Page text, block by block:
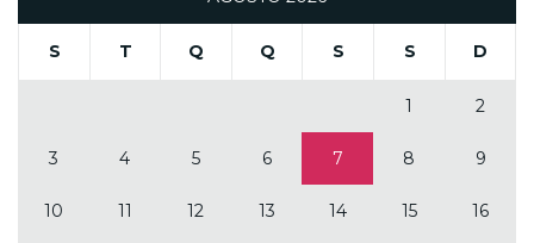
S T Q Q S S D
1 2
3 4 5 6 7 8 9
10 11 12 13 14 15 16